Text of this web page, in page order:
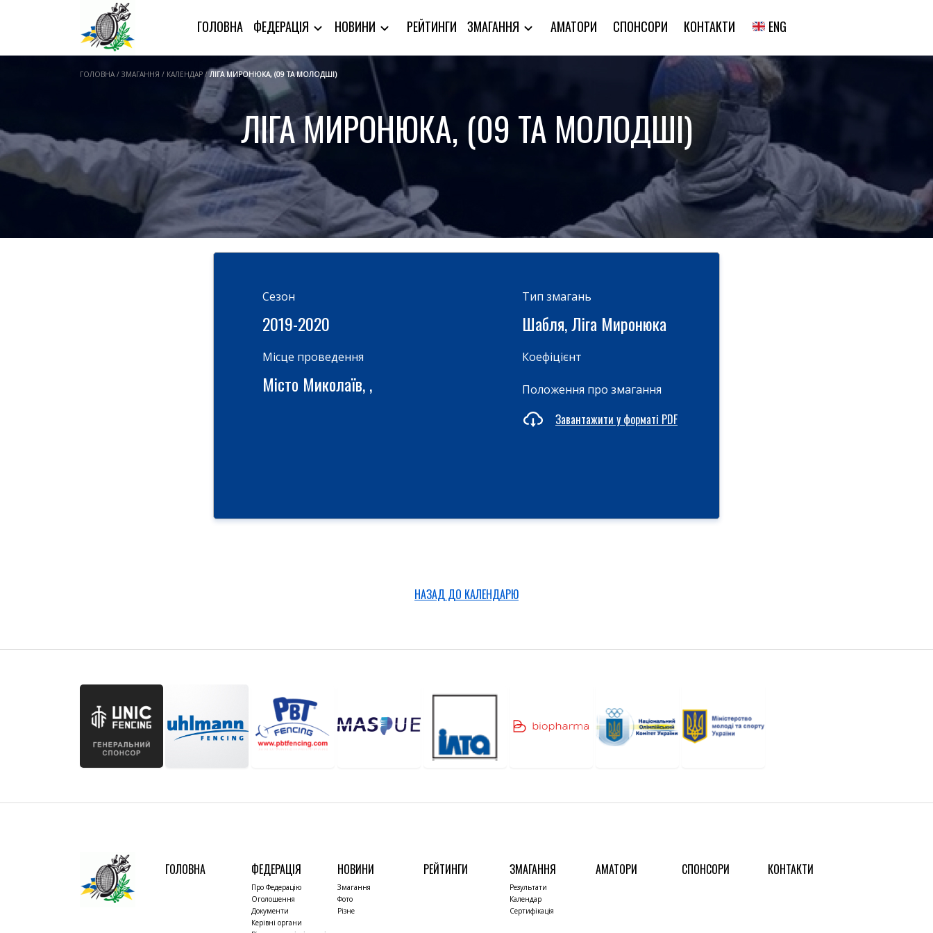
ГОЛОВНА ФЕДЕРАЦІЯ НОВИНИ РЕЙТИНГИ ЗМАГАННЯ АМАТОРИ СПОНСОРИ КОНТАКТИ ENG
ГОЛОВНА / ЗМАГАННЯ / КАЛЕНДАР / ЛІГА МИРОНЮКА, (09 ТА МОЛОДШІ)
ЛІГА МИРОНЮКА, (09 ТА МОЛОДШІ)
Cезон
2019-2020
Місце проведення
Місто Миколаїв, ,
Тип змагань
Шабля, Ліга Миронюка
Коефіцієнт
Положення про змагання
Завантажити у форматі PDF
НАЗАД ДО КАЛЕНДАРЮ
ГОЛОВНА ФЕДЕРАЦІЯ
Про Федерацію
Оголошення
Документи
Керівні органи
НОВИНИ
Змагання
Фото
Різне
РЕЙТИНГИ ЗМАГАННЯ
Результати
Календар
Сертифікація
АМАТОРИ СПОНСОРИ КОНТАКТИ